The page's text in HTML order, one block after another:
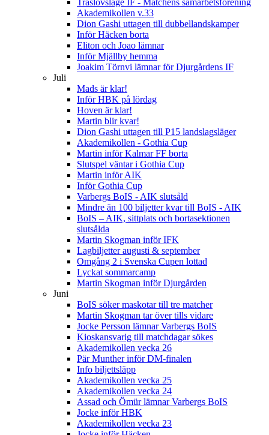
Akademikollen v.33
Dion Gashi uttagen till dubbellandskamper
Inför Häcken borta
Eliton och Joao lämnar
Inför Mjällby hemma
Joakim Törnvi lämnar för Djurgårdens IF
Juli
Mads är klar!
Inför HBK på lördag
Hoven är klar!
Martin blir kvar!
Dion Gashi uttagen till P15 landslagsläger
Akademikollen - Gothia Cup
Martin inför Kalmar FF borta
Slutspel väntar i Gothia Cup
Martin inför AIK
Inför Gothia Cup
Varbergs BoIS - AIK slutsåld
Mindre än 100 biljetter kvar till BoIS - AIK
BoIS – AIK, sittplats och bortasektionen
slutsålda
Martin Skogman inför IFK
Lagbiljetter augusti & september
Omgång 2 i Svenska Cupen lottad
Lyckat sommarcamp
Martin Skogman inför Djurgården
Juni
BoIS söker maskotar till tre matcher
Martin Skogman tar över tills vidare
Jocke Persson lämnar Varbergs BoIS
Kioskansvarig till matchdagar sökes
Akademikollen vecka 26
Pär Munther inför DM-finalen
Info biljettsläpp
Akademikollen vecka 25
Akademikollen vecka 24
Assad och Ömür lämnar Varbergs BoIS
Jocke inför HBK
Akademikollen vecka 23